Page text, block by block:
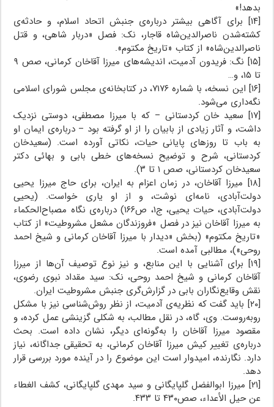
بدهد!»
[۱۴] برای آگاهی بیشتر درباره‌ی جنبش اتحاد اسلام، و حادثه‌ی
کشته‌شدن ناصرالدین‌شاه قاجار، نک: فصل «دربار شاهی، و قتل
ناصرالدین‌شاه» از کتاب «تاریخ مکتوم».
[۱۵] نگ: فریدون آدمیت، اندیشه‌های میرزا آقاخان کرمانی، صص ۹
تا ۱۵، و…
[۱۶] این نسخه، با شماره ۷۱۷۶، در کتابخانه‌ی مجلس شورای اسلامی
نگه‌داری می‌شود.
[۱۷] سعید خان کردستانی – که با میرزا مصطفی، دوستی نزدیک
داشت، و آثار زیادی از بابیان را از او گرفته بود – درباره‌ی ایمان او
به باب تا روزهای پایانی حیات، نکاتی آورده است. (سعیدخان
کردستانی، شرح و توضیح نسخه‌های خطی بابی و بهائی دکتر
سعیدخان کردستانی، صص ۱ تا ۳).
[۱۸] میرزا آقاخان، در زمان اعزام به ایران، برای حاج میرزا یحیی
دولت‌آبادی، نامه‌ای نوشت، و از او یاری خواست. (یحیی
دولت‌آبادی، حیات یحیی، ج۱، ص۱۶۶) درباره‌ی نگاه مصباح‌الحکماء
به میرزا آقاخان نیز در فصل «فروزندگان مشعل مشروطیت» از کتاب
«تاریخ مکتوم» (بخش «دیدار با میرزا آقاخان کرمانی و شیخ احمد
روحی»)، مطالبی آمده است.
[۱۹] برای آشنایی با این منابع، و نیز نوع توصیف آن‌ها از میرزا
آقاخان کرمانی و شیخ احمد روحی، نک: سید مقداد نبوی رضوی،
نقش وقایع‌نگاران بابی در گزارش‌گری جنبش مشروطیت ایران.
[۲۰] باید گفت که نظریه‌ی آدمیت، از نظر روش‌شناسی نیز با مشکل
روبه‌روست. وی، گاه، در نقل مطالب، به شکلی گزینشی عمل کرده، و
مقصود میرزا آقاخان را به‌گونه‌ای دیگر، نشان داده است. بحث
درباره‌ی تغییر کیش میرزا آقاخان کرمانی، به تحقیقی جداگانه، نیاز
دارد. نگارنده، امیدوار است این موضوع را در آینده مورد بررسی قرار
دهد.
[۲۱] میرزا ابوالفضل گلپایگانی و سید مهدی گلپایگانی، کشف الغطاء
عن حیل الأعداء، صص۴۳۰ تا ۴۳۳.